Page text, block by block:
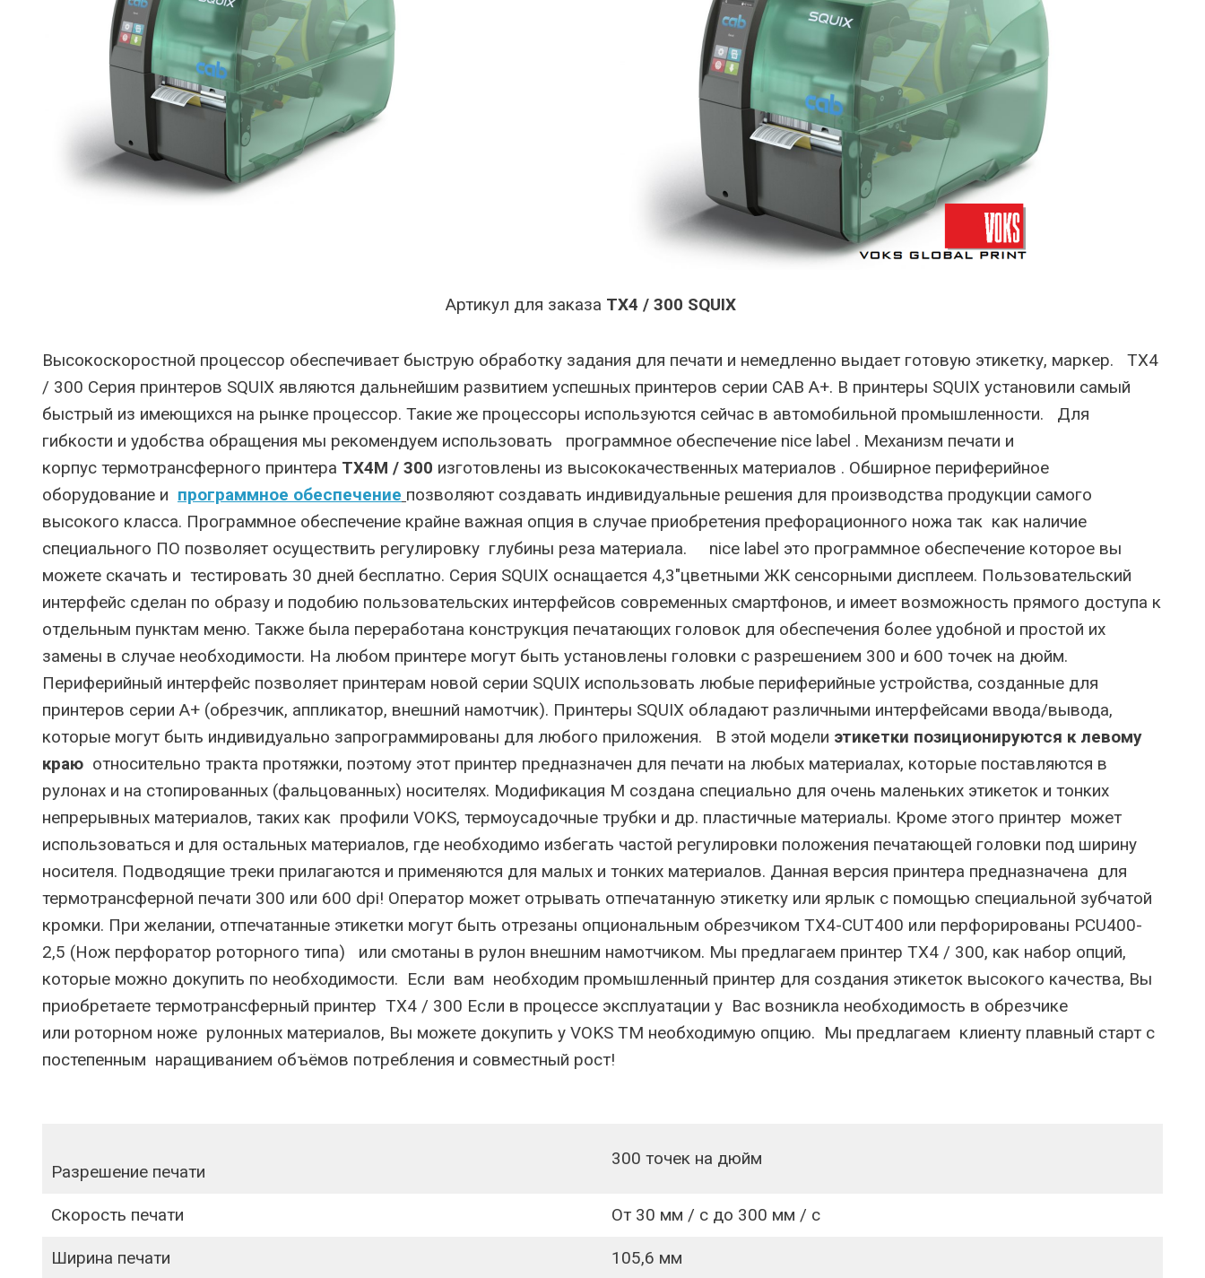
Артикул для заказа TX4 / 300 SQUIX
Высокоскоростной процессор обеспечивает быструю обработку задания для печати и немедленно выдает готовую этикетку, маркер. TX4
/ 300 Серия принтеров SQUIX являются дальнейшим развитием успешных принтеров серии CAB A+. В принтеры SQUIX установили самый
быстрый из имеющихся на рынке процессор. Такие же процессоры используются сейчас в автомобильной промышленности. Для
гибкости и удобства обращения мы рекомендуем использовать программное обеспечение nice label . Механизм печати и
корпус термотрансферного принтера TX4M / 300 изготовлены из высококачественных материалов . Обширное периферийное
оборудование и программное обеспечение позволяют создавать индивидуальные решения для производства продукции самого
высокого класса. Программное обеспечение крайне важная опция в случае приобретения префорационного ножа так как наличие
специального ПО позволяет осуществить регулировку глубины реза материала. nice label это программное обеспечение которое вы
можете скачать и тестировать 30 дней бесплатно. Серия SQUIX оснащается 4,3″цветными ЖК сенсорными дисплеем. Пользовательский
интерфейс сделан по образу и подобию пользовательских интерфейсов современных смартфонов, и имеет возможность прямого доступа к
отдельным пунктам меню. Также была переработана конструкция печатающих головок для обеспечения более удобной и простой их
замены в случае необходимости. На любом принтере могут быть установлены головки с разрешением 300 и 600 точек на дюйм.
Периферийный интерфейс позволяет принтерам новой серии SQUIX использовать любые периферийные устройства, созданные для
принтеров серии A+ (обрезчик, аппликатор, внешний намотчик). Принтеры SQUIX обладают различными интерфейсами ввода/вывода,
которые могут быть индивидуально запрограммированы для любого приложения. В этой модели этикетки позиционируются к левому
краю относительно тракта протяжки, поэтому этот принтер предназначен для печати на любых материалах, которые поставляются в
рулонах и на стопированных (фальцованных) носителях. Модификация М создана специально для очень маленьких этикеток и тонких
непрерывных материалов, таких как профили VOKS, термоусадочные трубки и др. пластичные материалы. Кроме этого принтер может
использоваться и для остальных материалов, где необходимо избегать частой регулировки положения печатающей головки под ширину
носителя. Подводящие треки прилагаются и применяются для малых и тонких материалов. Данная версия принтера предназначена для
термотрансферной печати 300 или 600 dpi! Оператор может отрывать отпечатанную этикетку или ярлык с помощью специальной зубчатой
кромки. При желании, отпечатанные этикетки могут быть отрезаны опциональным обрезчиком TX4-CUT400 или перфорированы PCU400-
2,5 (Нож перфоратор роторного типа) или смотаны в рулон внешним намотчиком. Мы предлагаем принтер TX4 / 300, как набор опций,
которые можно докупить по необходимости. Если вам необходим промышленный принтер для создания этикеток высокого качества, Вы
приобретаете термотрансферный принтер TX4 / 300 Если в процессе эксплуатации у Вас возникла необходимость в обрезчике
или роторном ноже рулонных материалов, Вы можете докупить у VOKS TM необходимую опцию. Мы предлагаем клиенту плавный старт с
постепенным наращиванием объёмов потребления и совместный рост!
Разрешение печати
300 точек на дюйм
Скорость печати От 30 мм / с до 300 мм / с
Ширина печати 105,6 мм